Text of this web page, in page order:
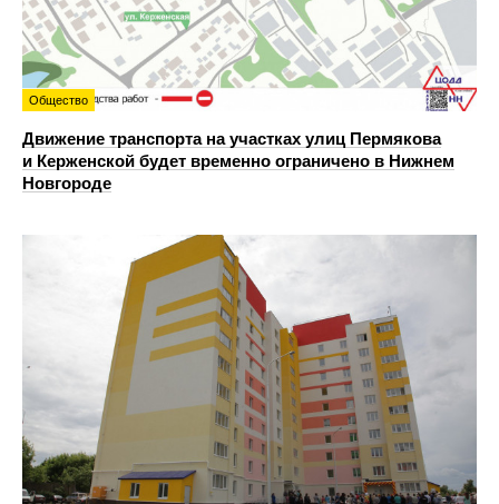
Общество
Движение транспорта на участках улиц Пермякова
и Керженской будет временно ограничено в Нижнем
Новгороде